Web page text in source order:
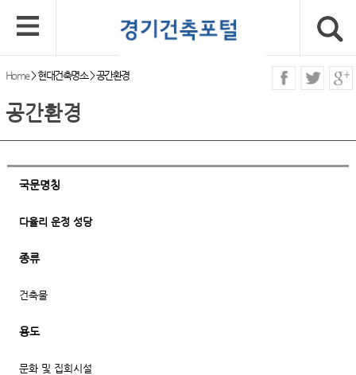
Home>현대건축명소>공간환경
공간환경
국문명칭
다율리 운정 성당
종류
건축물
용도
문화 및 집회시설